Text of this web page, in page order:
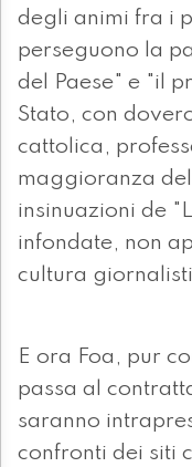
degli animi fra i
perseguono la
del Paese" e "il
Stato, con
cattolica,
maggioranza
insinuazioni de
infondate, non
cultura
E ora Foa, pur
passa al
saranno
confronti dei siti